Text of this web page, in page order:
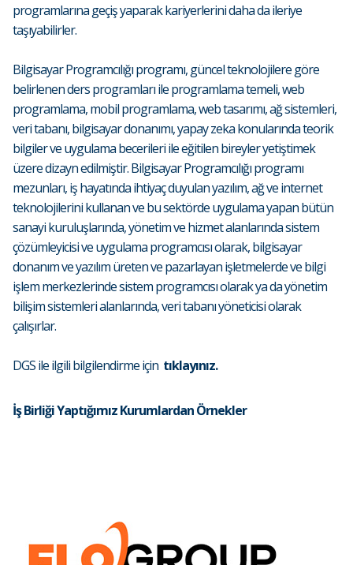
programlarına geçiş yaparak kariyerlerini daha da ileriye
taşıyabilirler.
Bilgisayar Programcılığı programı, güncel teknolojilere göre
belirlenen ders programları ile programlama temeli, web
programlama, mobil programlama, web tasarımı, ağ sistemleri,
veri tabanı, bilgisayar donanımı, yapay zeka konularında teorik
bilgiler ve uygulama becerileri ile eğitilen bireyler yetiştimek
üzere dizayn edilmiştir. Bilgisayar Programcılığı programı
mezunları, iş hayatında ihtiyaç duyulan yazılım, ağ ve internet
teknolojilerini kullanan ve bu sektörde uygulama yapan bütün
sanayi kuruluşlarında, yönetim ve hizmet alanlarında sistem
çözümleyicisi ve uygulama programcısı olarak, bilgisayar
donanım ve yazılım üreten ve pazarlayan işletmelerde ve bilgi
işlem merkezlerinde sistem programcısı olarak ya da yönetim
bilişim sistemleri alanlarında, veri tabanı yöneticisi olarak
çalışırlar.
DGS ile ilgili bilgilendirme için tıklayınız.
İş Birliği Yaptığımız Kurumlardan Örnekler